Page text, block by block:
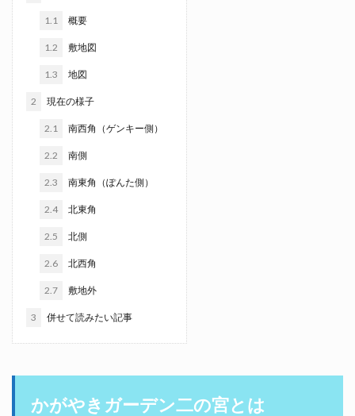
1.1 概要
1.2 敷地図
1.3 地図
2 現在の様子
2.1 南西角（ゲンキー側）
2.2 南側
2.3 南東角（ぽんた側）
2.4 北東角
2.5 北側
2.6 北西角
2.7 敷地外
3 併せて読みたい記事
かがやきガーデン二の宮とは